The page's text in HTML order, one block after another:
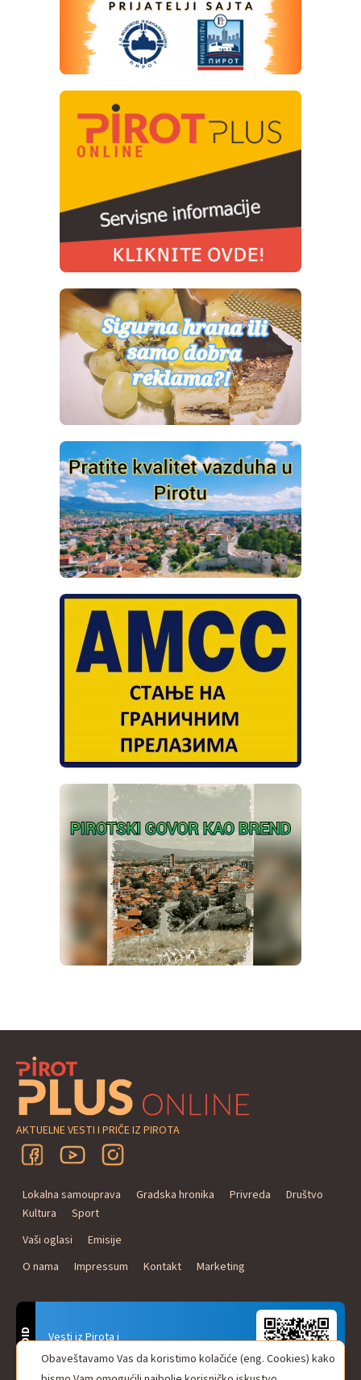
AKTUELNE VESTI I PRIČE IZ PIROTA
Lokalna samouprava Gradska hronika Privreda
Društvo
Kultura
Sport
Vaši oglasi
Emisije
O nama
Impressum Kontakt Marketing
Vesti iz Pirota i
Naxi Plus Radio
Uvek u Vašem džepu!
ANDROID Obaveštavamo Vas da koristimo kolačiće (eng. Cookies) kako